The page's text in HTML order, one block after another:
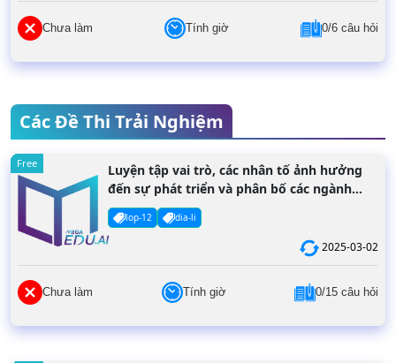
Chưa làm Tính giờ 0/6 câu hỏi
Các Đề Thi Trải Nghiệm
Free
Luyện tập vai trò, các nhân tố ảnh hưởng
đến sự phát triển và phân bố các ngành
dịch vụ
lop-12 dia-li
2025-03-02
Chưa làm Tính giờ 0/15 câu hỏi